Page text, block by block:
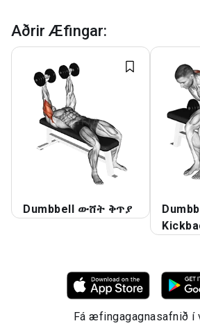
Aðrir Æfingar:
Dumbbell ውሸት ቅጥያ
Fá æfingagagnasafnið í